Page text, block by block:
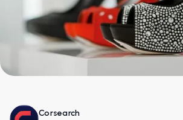
Corsearch